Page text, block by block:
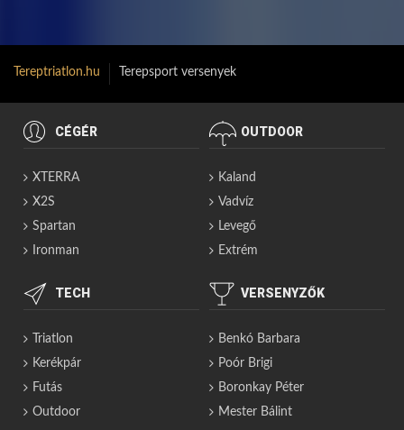
Tereptriatlon.hu Terepsport versenyek
CÉGÉR
XTERRA
X2S
Spartan
Ironman
OUTDOOR
Kaland
Vadvíz
Levegő
Extrém
TECH
Triatlon
Kerékpár
Futás
Outdoor
VERSENYZŐK
Benkó Barbara
Poór Brigi
Boronkay Péter
Mester Bálint